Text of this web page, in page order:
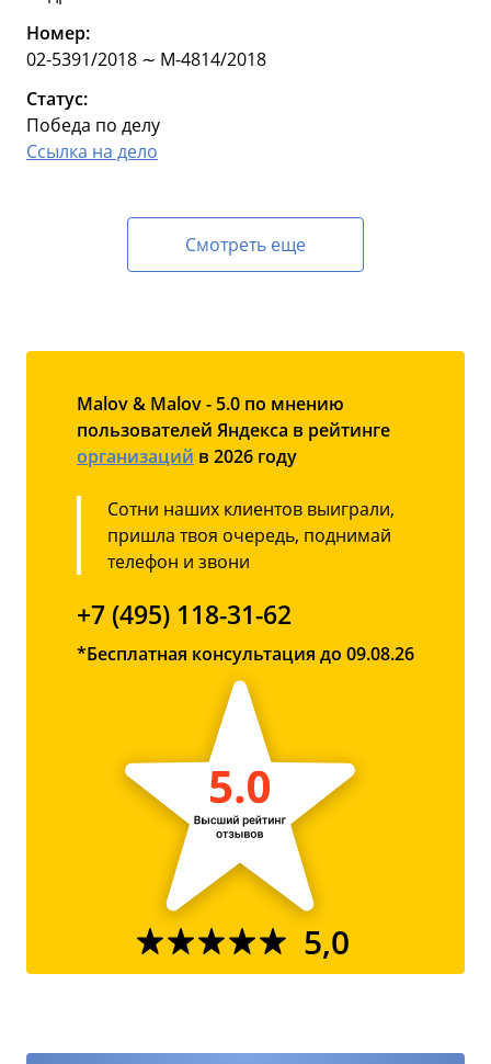
Номер:
02-5391/2018 ∼ М-4814/2018
Статус:
Победа по делу
Ссылка на дело
Смотреть еще
Malov & Malov - 5.0 по мнению
пользователей Яндекса в рейтинге
организаций в 2026 году
Сотни наших клиентов выиграли,
пришла твоя очередь, поднимай
телефон и звони
+7 (495) 118-31-62
*Бесплатная консультация до 09.08.26
5,0